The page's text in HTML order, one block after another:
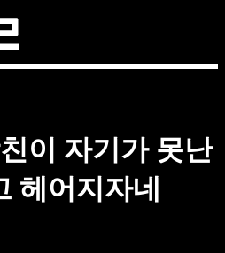
이 자기가 못난
헤어지자네